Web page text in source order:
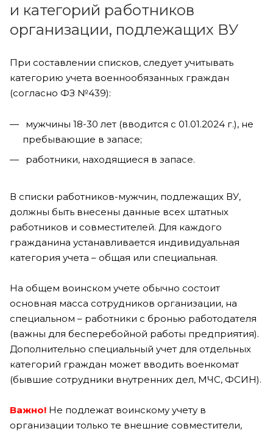
и категорий работников
организации, подлежащих ВУ
При составлении списков, следует учитывать
категорию учета военнообязанных граждан
(согласно ФЗ №439):
мужчины 18-30 лет (вводится с 01.01.2024 г.), не
пребывающие в запасе;
работники, находящиеся в запасе.
В списки работников-мужчин, подлежащих ВУ,
должны быть внесены данные всех штатных
работников и совместителей. Для каждого
гражданина устанавливается индивидуальная
категория учета – общая или специальная.
На общем воинском учете обычно состоит
основная масса сотрудников организации, на
специальном – работники с бронью работодателя
(важны для бесперебойной работы предприятия).
Дополнительно специальный учет для отдельных
категорий граждан может вводить военкомат
(бывшие сотрудники внутренних дел, МЧС, ФСИН).
Важно! Не подлежат воинскому учету в
организации только те внешние совместители,